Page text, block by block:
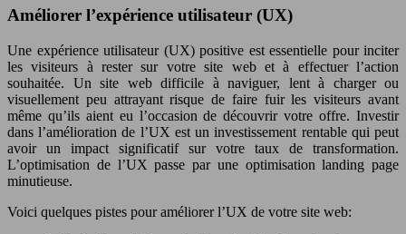
Améliorer l’expérience utilisateur (UX)
Une expérience utilisateur (UX) positive est essentielle pour inciter
les visiteurs à rester sur votre site web et à effectuer l’action
souhaitée. Un site web difficile à naviguer, lent à charger ou
visuellement peu attrayant risque de faire fuir les visiteurs avant
même qu’ils aient eu l’occasion de découvrir votre offre. Investir
dans l’amélioration de l’UX est un investissement rentable qui peut
avoir un impact significatif sur votre taux de transformation.
L’optimisation de l’UX passe par une optimisation landing page
minutieuse.
Voici quelques pistes pour améliorer l’UX de votre site web: